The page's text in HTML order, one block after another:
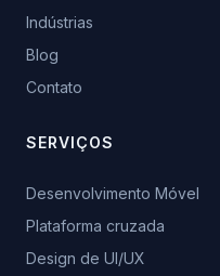
Indústrias
Blog
Contato
SERVIÇOS
Desenvolvimento Móvel
Plataforma cruzada
Design de UI/UX